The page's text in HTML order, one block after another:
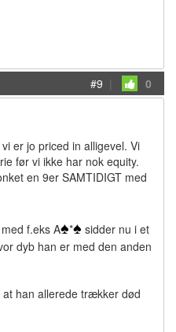
#9 | 0
er jo priced in alligevel. Vi
før vi ikke har nok equity.
en 9er SAMTIDIGT med
f.eks A♠*♠ sidder nu i et
dyb han er med den anden
han allerede trækker død